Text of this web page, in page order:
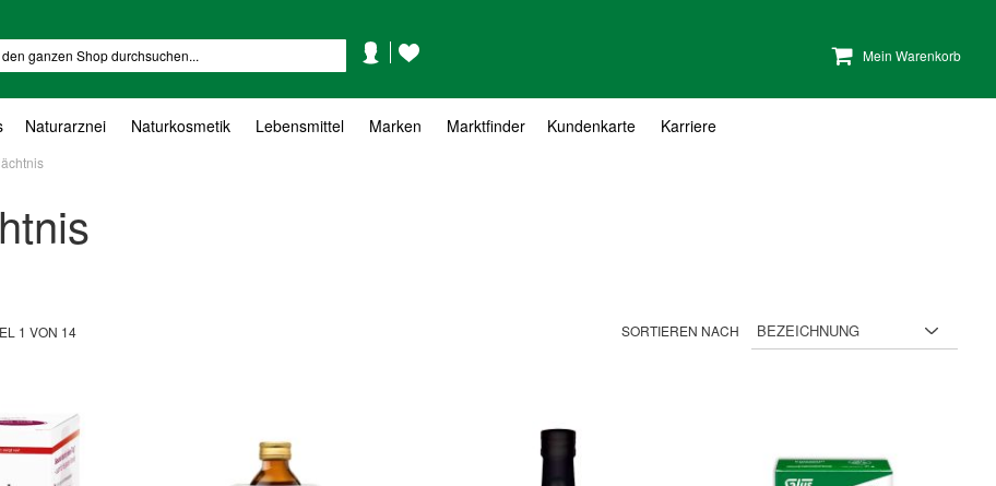
Mein Warenkorb
KontoWunschzettel
Naturarznei Naturkosmetik Lebensmittel Marken Marktfinder Kundenkarte Karriere
1 VON 14 SORTIEREN NACH